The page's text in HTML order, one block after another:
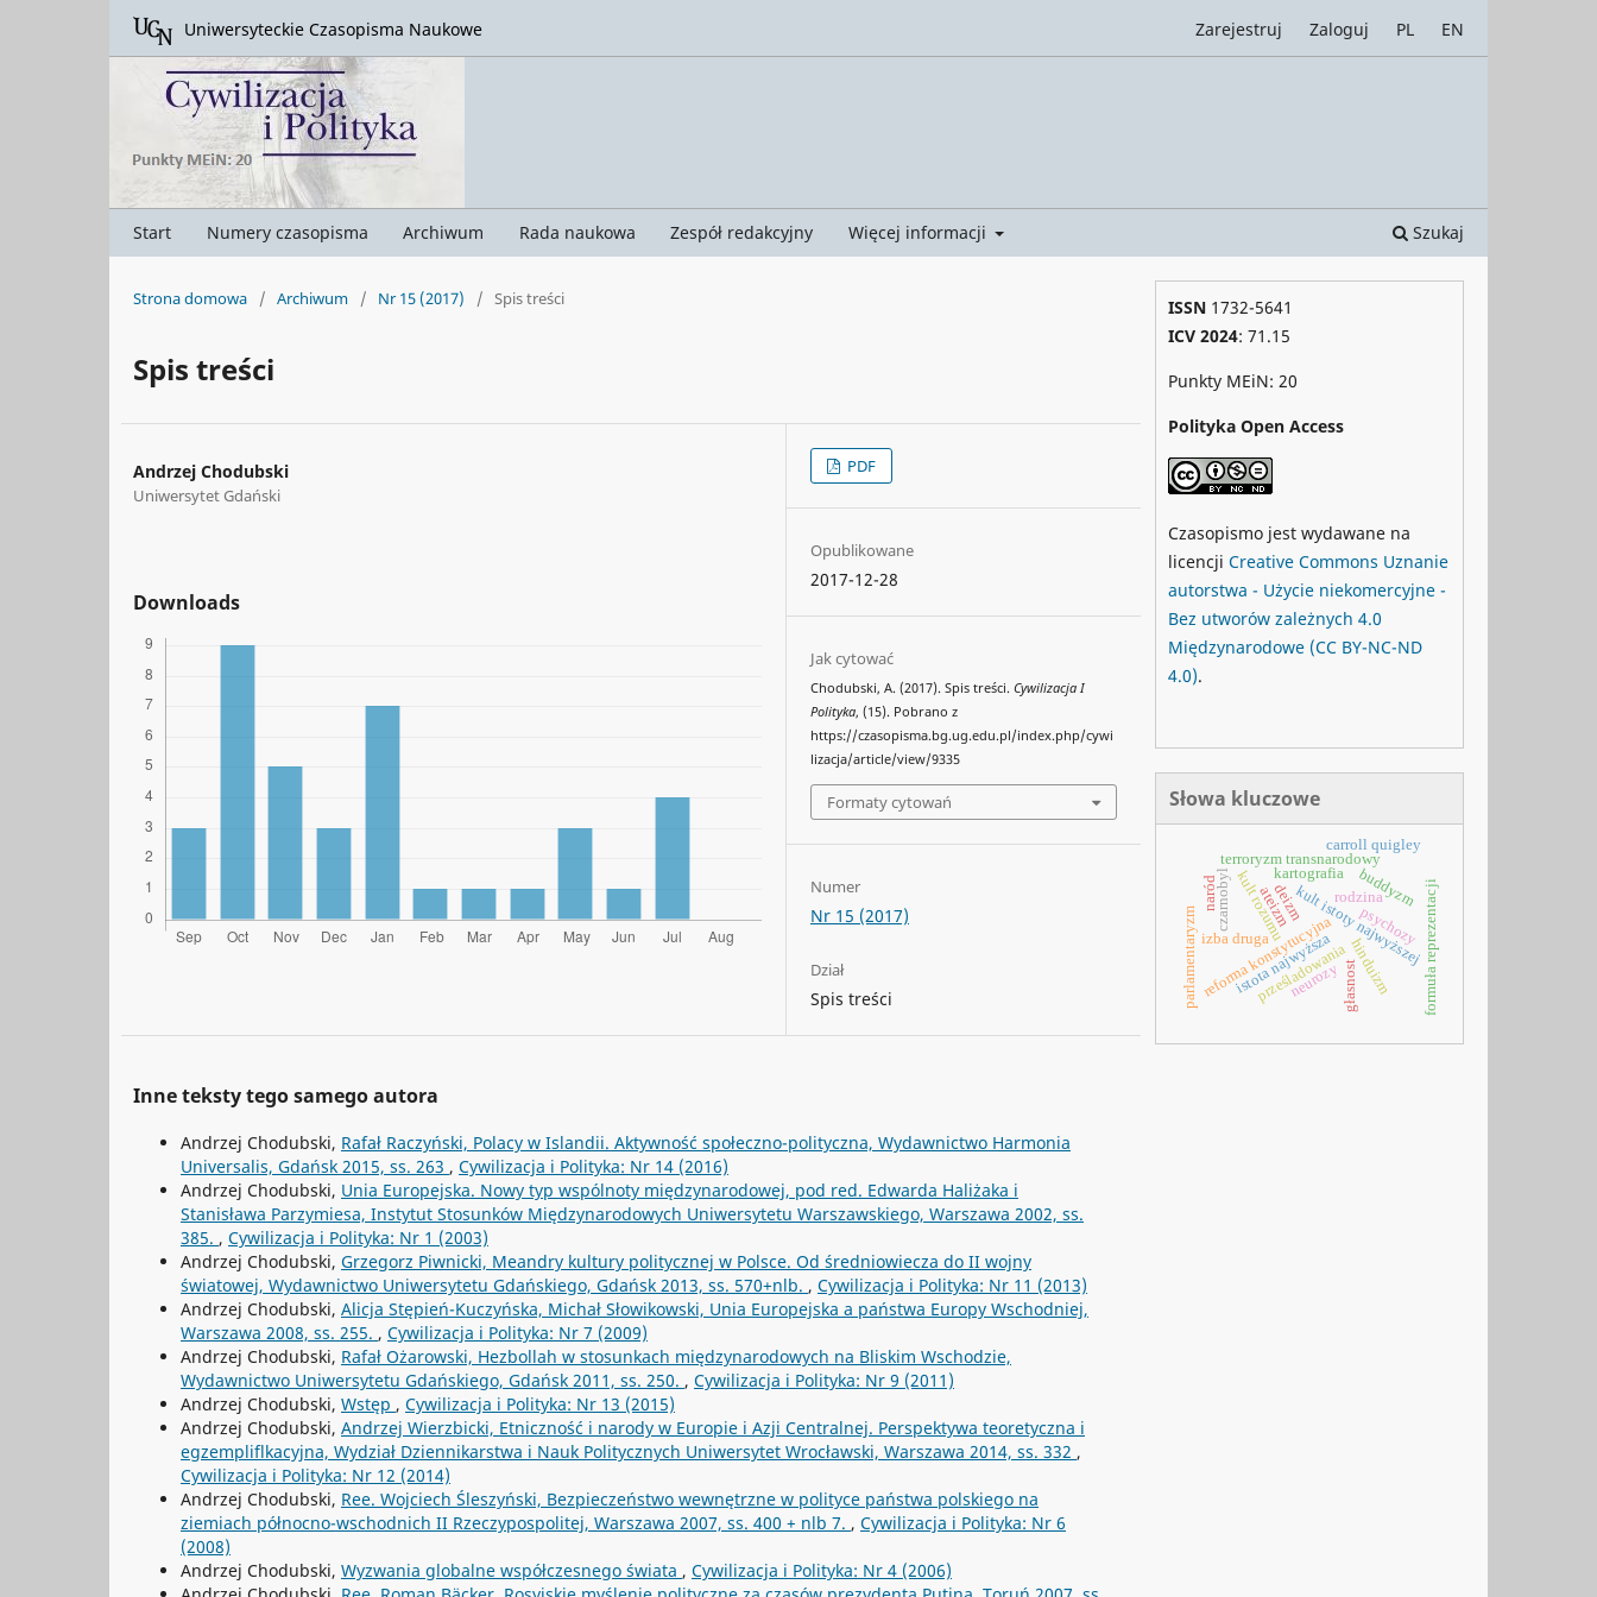
Start Numery czasopisma Archiwum Rada naukowa Zespół redakcyjny Więcej informacji Szukaj
Zarejestruj Zaloguj PL EN
Uniwersyteckie Czasopisma Naukowe
Strona domowa / Archiwum / Nr 15 (2017) / Spis treści
Spis treści
Andrzej Chodubski
Uniwersytet Gdański
Downloads
PDF
Opublikowane
2017-12-28
Jak cytować
Chodubski, A. (2017). Spis treści.Cywilizacja I
Polityka, (15). Pobrano z
https://czasopisma.bg.ug.edu.pl/index.php/cywi
lizacja/article/view/9335
Formaty cytowań
Numer
Nr 15 (2017)
Dział
Spis treści
Inne teksty tego samego autora
Andrzej Chodubski, Rafał Raczyński, Polacy w Islandii. Aktywność społeczno-polityczna, Wydawnictwo Harmonia
Universalis, Gdańsk 2015, ss. 263 , Cywilizacja i Polityka: Nr 14 (2016)
Andrzej Chodubski, Unia Europejska. Nowy typ wspólnoty międzynarodowej, pod red. Edwarda Haliżaka i
Stanisława Parzymiesa, Instytut Stosunków Międzynarodowych Uniwersytetu Warszawskiego, Warszawa 2002, ss.
385. , Cywilizacja i Polityka: Nr 1 (2003)
Andrzej Chodubski, Grzegorz Piwnicki, Meandry kultury politycznej w Polsce. Od średniowiecza do II wojny
światowej, Wydawnictwo Uniwersytetu Gdańskiego, Gdańsk 2013, ss. 570+nlb. , Cywilizacja i Polityka: Nr 11 (2013)
Andrzej Chodubski, Alicja Stępień-Kuczyńska, Michał Słowikowski, Unia Europejska a państwa Europy Wschodniej,
Warszawa 2008, ss. 255. , Cywilizacja i Polityka: Nr 7 (2009)
Andrzej Chodubski, Rafał Ożarowski, Hezbollah w stosunkach międzynarodowych na Bliskim Wschodzie,
Wydawnictwo Uniwersytetu Gdańskiego, Gdańsk 2011, ss. 250. , Cywilizacja i Polityka: Nr 9 (2011)
Andrzej Chodubski, Wstęp , Cywilizacja i Polityka: Nr 13 (2015)
Andrzej Chodubski, Andrzej Wierzbicki, Etniczność i narody w Europie i Azji Centralnej. Perspektywa teoretyczna i
egzempliflkacyjna, Wydział Dziennikarstwa i Nauk Politycznych Uniwersytet Wrocławski, Warszawa 2014, ss. 332 ,
Cywilizacja i Polityka: Nr 12 (2014)
Andrzej Chodubski, Ree. Wojciech Śleszyński, Bezpieczeństwo wewnętrzne w polityce państwa polskiego na
ziemiach północno-wschodnich II Rzeczypospolitej, Warszawa 2007, ss. 400 + nlb 7. , Cywilizacja i Polityka: Nr 6
(2008)
Andrzej Chodubski, Wyzwania globalne współczesnego świata , Cywilizacja i Polityka: Nr 4 (2006)
ISSN 1732-5641
ICV 2024: 71.15
Punkty MEiN: 20
Polityka Open Access
Czasopismo jest wydawane na
licencji Creative Commons Uznanie
autorstwa - Użycie niekomercyjne -
Bez utworów zależnych 4.0
Międzynarodowe (CC BY-NC-ND
4.0).
Słowa kluczowe
rodzina
reforma konstytucyjna
istota najwyższakult istoty najwyższej
kult rozumu formuła reprezentacji
izba druga
parlamentaryzm prześladowaniahinduizm
buddyzm
terroryzm transnarodowy
czarnobyl deizm
głasnost
neurozy
psychozy
carroll quigley
ateizm
naród
kartografia